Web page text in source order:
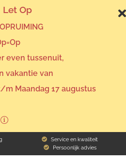
Service en kwaliteit
Persoonlijk advies
Let Op
even tussenuit,
vakantie van
m Maandag 17 augustus
Melbourne